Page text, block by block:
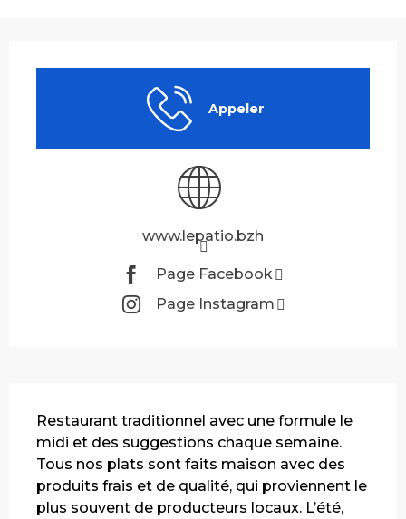
Appeler
www.lepatio.bzh
Page Facebook
Page Instagram
Restaurant traditionnel avec une formule le
midi et des suggestions chaque semaine.
Tous nos plats sont faits maison avec des
produits frais et de qualité, qui proviennent le
plus souvent de producteurs locaux. L’été,